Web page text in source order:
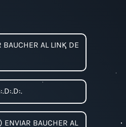
AL LINK DE
BAUCHER AL